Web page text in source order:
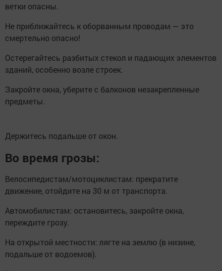
ветки опасны.
Не приближайтесь к оборванным проводам — это
смертельно опасно!
Остерегайтесь разбитых стекол и падающих элементов
зданий, особенно возле строек.
Закройте окна, уберите с балконов незакрепленные
предметы.
Держитесь подальше от окон.
Во время грозы:
Велосипедистам/мотоциклистам: прекратите
движение, отойдите на 30 м от транспорта.
Автомобилистам: остановитесь, закройте окна,
переждите грозу.
На открытой местности: лягте на землю (в низине,
подальше от водоемов).